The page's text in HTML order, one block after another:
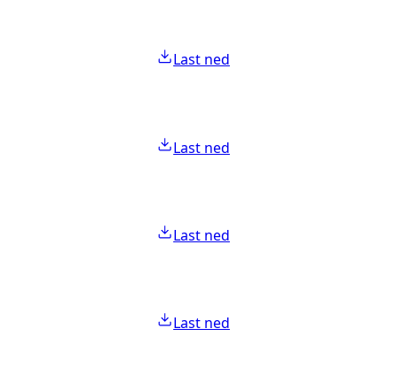
Last ned
Last ned
Last ned
Last ned